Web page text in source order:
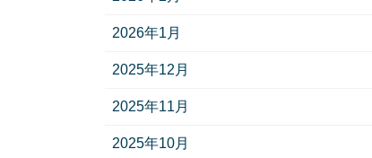
2026年1月
2025年12月
2025年11月
2025年10月